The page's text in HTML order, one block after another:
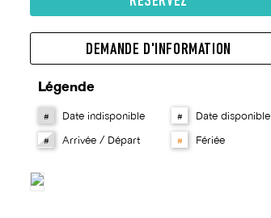
DEMANDE D'INFORMATION
Légende
# Date indisponible # Date disponible
# Arrivée / Départ # Fériée